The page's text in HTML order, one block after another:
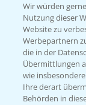
Rundgang -
Augsburg
24.09.2024
Wir würden
Nutzung dieser
Website zu
Werbepartnern
die in der
Übermittlungen
wie
Ihre derart
Behörden in